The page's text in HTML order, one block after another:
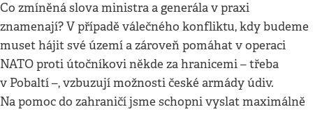
Co zmíněná slova ministra a generála v praxi
znamenají? V případě válečného konfliktu, kdy budeme
muset hájit své území a zároveň pomáhat v operaci
NATO proti útočníkovi někde za hranicemi – třeba
v Pobaltí –, vzbuzují možnosti české armády údiv.
Na pomoc do zahraničí jsme schopni vyslat maximálně